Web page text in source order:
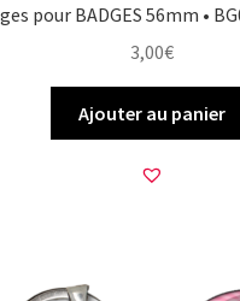
pour BADGES 56mm •
3,00€
Ajouter au panier